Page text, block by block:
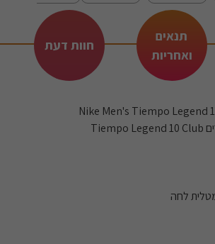
תנאים
ואחריות
חוות דעת
Nike Men's Tiempo Legend
לחה